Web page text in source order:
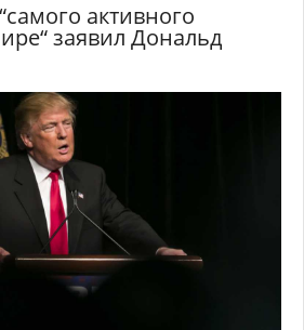
активного
заявил Дональд